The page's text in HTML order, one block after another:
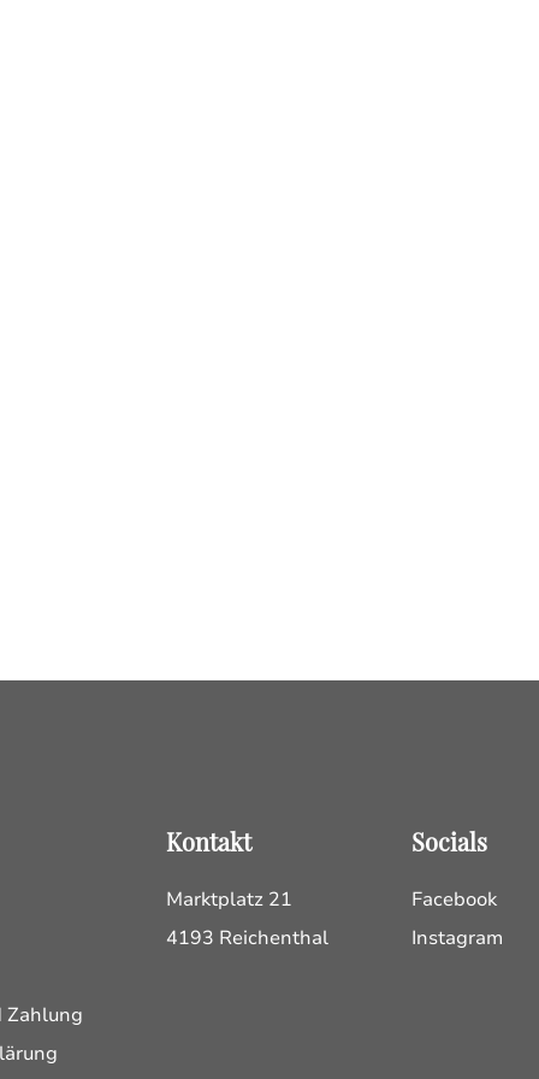
Zahlung
Kontakt
Marktplatz 21
4193 Reichenthal
Socials
Facebook
Instagram